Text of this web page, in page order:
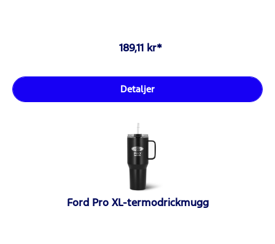
189,11 kr*
Detaljer
Ford Pro XL-termodrickmugg